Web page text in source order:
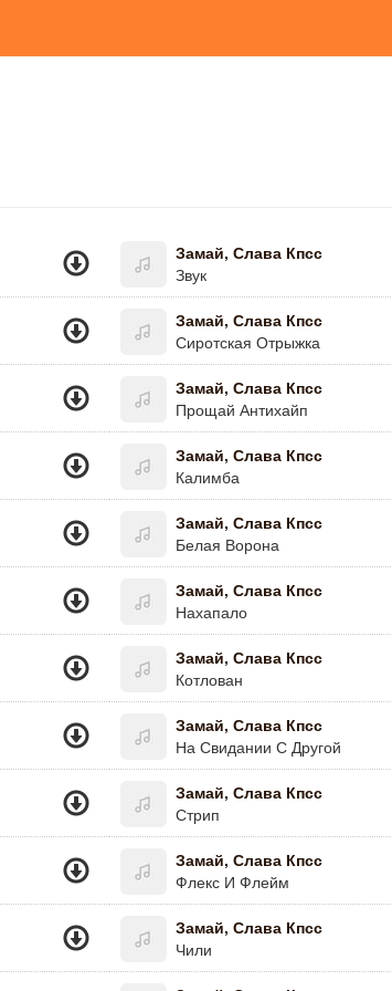
Замай, Слава Кпсс
Звук
Замай, Слава Кпсс
Сиротская Отрыжка
Замай, Слава Кпсс
Прощай Антихайп
Замай, Слава Кпсс
Калимба
Замай, Слава Кпсс
Белая Ворона
Замай, Слава Кпсс
Нахапало
Замай, Слава Кпсс
Котлован
Замай, Слава Кпсс
На Свидании С Другой
Замай, Слава Кпсс
Стрип
Замай, Слава Кпсс
Флекс И Флейм
Замай, Слава Кпсс
Чили